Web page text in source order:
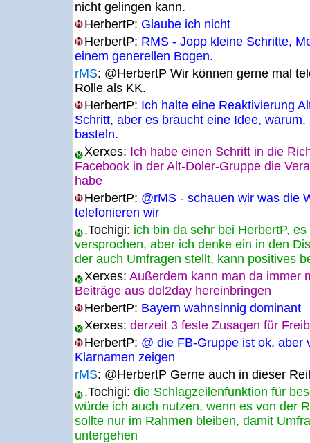
nicht gelingen kann.
HerbertP: Glaube ich nicht
HerbertP: RMS - Jopp kleine Schritte,
einem generellen Bogen.
rMS: @HerbertP Wir können gerne mal
Rolle als KK.
HerbertP: Ich halte eine Reaktivierung
Schritt, aber es braucht eine Idee,
basteln.
Xerxes: Ich habe einen Schritt in die
Facebook in der Alt-Doler-Gruppe die
habe
HerbertP: @rMS - schauen wir was die
telefonieren wir
.Tochigi: ich bin da sehr bei HerbertP,
versprochen, aber ich denke ein in den
der auch Umfragen stellt, kann positives
Xerxes: Außerdem kann man da immer
Beiträge aus dol2day hereinbringen
HerbertP: Bayern wahnsinnig dominant
Xerxes: derzeit 3 feste Zusagen für
HerbertP: @ die FB-Gruppe ist ok, aber
Klarnamen zeigen
rMS: @HerbertP Gerne auch in dieser
.Tochigi: die Schlagzeilenfunktion für
würde ich auch nutzen, wenn es von der
sollte nur im Rahmen bleiben, damit
untergehen